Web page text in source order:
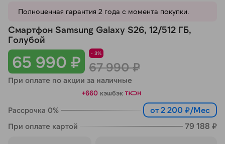
65 990 ₽ - 3%
67 990 ₽
При оплате по акции за наличные
+660 кэшбэк
Рассрочка 0% от 2 200 ₽/Мес
При оплате картой 79 188 ₽
Полноценная гарантия 2 года с момента покупки.
Смартфон Samsung Galaxy S26, 12/512 ГБ,
Голубой
Получайте товар
выбранный способом
Оставшиеся 75% будут
списыватьсяс вашей карты
каждые 2 недели